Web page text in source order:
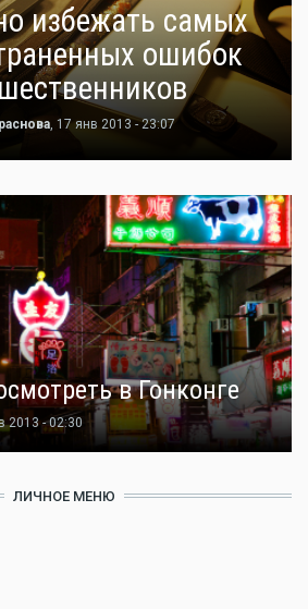
избежать самых
ошибок
, 17 янв 2013 - 23:07
в Гонконге
2013 - 02:30
ЛИЧНОЕ МЕНЮ